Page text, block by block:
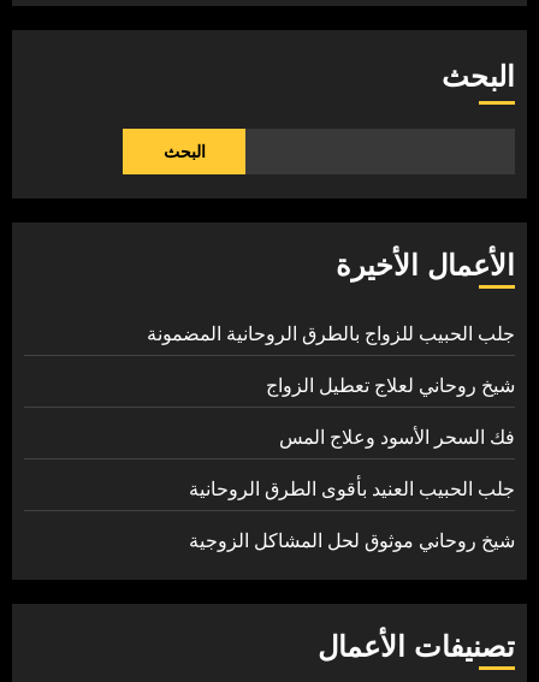
البحث
البحث
الأعمال الأخيرة
جلب الحبيب للزواج بالطرق الروحانية المضمونة
شيخ روحاني لعلاج تعطيل الزواج
فك السحر الأسود وعلاج المس
جلب الحبيب العنيد بأقوى الطرق الروحانية
شيخ روحاني موثوق لحل المشاكل الزوجية
تصنيفات الأعمال